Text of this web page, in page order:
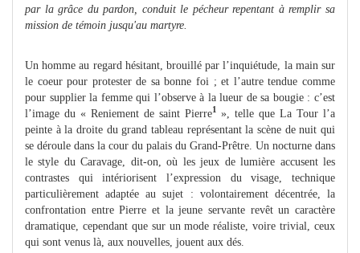
par la grâce du pardon, conduit le pécheur repentant à remplir sa
mission de témoin jusqu'au martyre.
Un homme au regard hésitant, brouillé par l’inquiétude, la main sur
le coeur pour protester de sa bonne foi ; et l’autre tendue comme
pour supplier la femme qui l’observe à la lueur de sa bougie : c’est
l’image du « Reniement de saint Pierre1 », telle que La Tour l’a
peinte à la droite du grand tableau représentant la scène de nuit qui
se déroule dans la cour du palais du Grand-Prêtre. Un nocturne dans
le style du Caravage, dit-on, où les jeux de lumière accusent les
contrastes qui intériorisent l’expression du visage, technique
particulièrement adaptée au sujet : volontairement décentrée, la
confrontation entre Pierre et la jeune servante revêt un caractère
dramatique, cependant que sur un mode réaliste, voire trivial, ceux
qui sont venus là, aux nouvelles, jouent aux dés.